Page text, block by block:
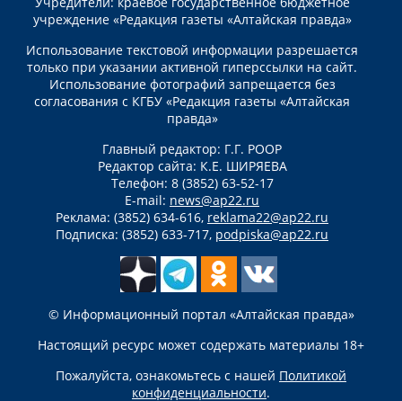
учреждение «Редакция газеты «Алтайская правда»
Использование текстовой информации разрешается
только при указании активной гиперссылки на сайт.
Использование фотографий запрещается без
согласования с КГБУ «Редакция газеты «Алтайская
правда»
Главный редактор: Г.Г. РООР
Редактор сайта: К.Е. ШИРЯЕВА
Телефон: 8 (3852) 63-52-17
E-mail: news@ap22.ru
Реклама: (3852) 634-616, reklama22@ap22.ru
Подписка: (3852) 633-717, podpiska@ap22.ru
© Информационный портал «Алтайская правда»
Настоящий ресурс может содержать материалы 18+
Пожалуйста, ознакомьтесь с нашей Политикой
конфиденциальности.